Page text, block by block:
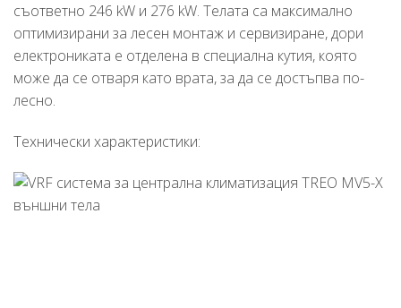
съответно 246 kW и 276 kW. Телата са максимално
оптимизирани за лесен монтаж и сервизиране, дори
електрониката е отделена в специална кутия, която
може да се отваря като врата, за да се достъпва по-
лесно.
Технически характеристики: